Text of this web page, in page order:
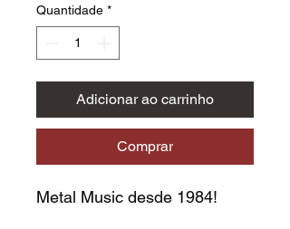
Quantidade *
Adicionar ao carrinho
Comprar
Metal Music desde 1984!